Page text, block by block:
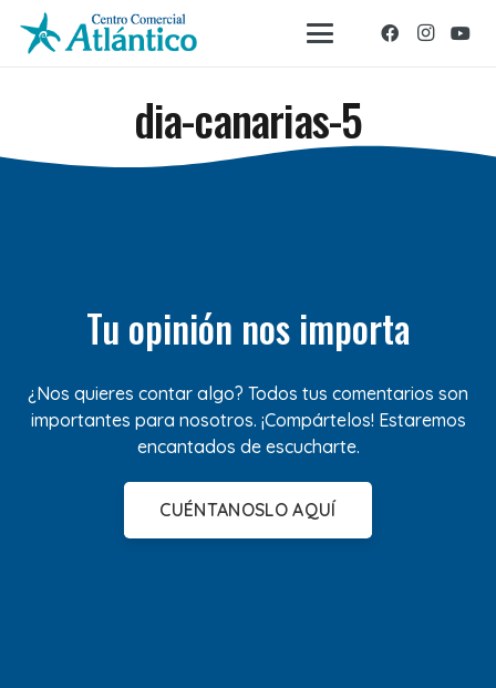
dia-canarias-5
Tu opinión nos importa
¿Nos quieres contar algo? Todos tus comentarios son
importantes para nosotros. ¡Compártelos! Estaremos
encantados de escucharte.
CUÉNTANOSLO AQUÍ